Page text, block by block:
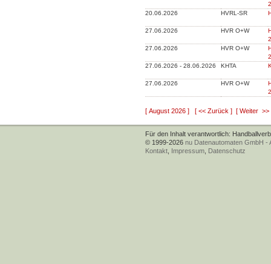
20.06.2026
HVRL-SR
27.06.2026 HVR O+W
27.06.2026
HVR O+W
27.06.2026 - 28.06.2026
KHTA
27.06.2026 HVR O+W
[ August 2026 ] [ << Zurück ] [ Weiter >>
Für den Inhalt verantwortlich:
© 1999-2026 nu Datenautomaten GmbH -
Kontakt Impressum Datenschutz